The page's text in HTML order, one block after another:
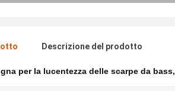
Descrizione del prodotto
per la lucentezza delle scarpe da bass,